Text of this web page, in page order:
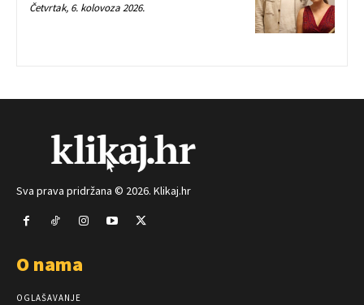
Četvrtak, 6. kolovoza 2026.
Sva prava pridržana © 2026. Klikaj.hr
O nama
OGLAŠAVANJE